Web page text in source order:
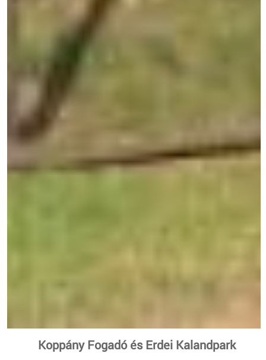
Koppány Fogadó és Erdei Kalandpark